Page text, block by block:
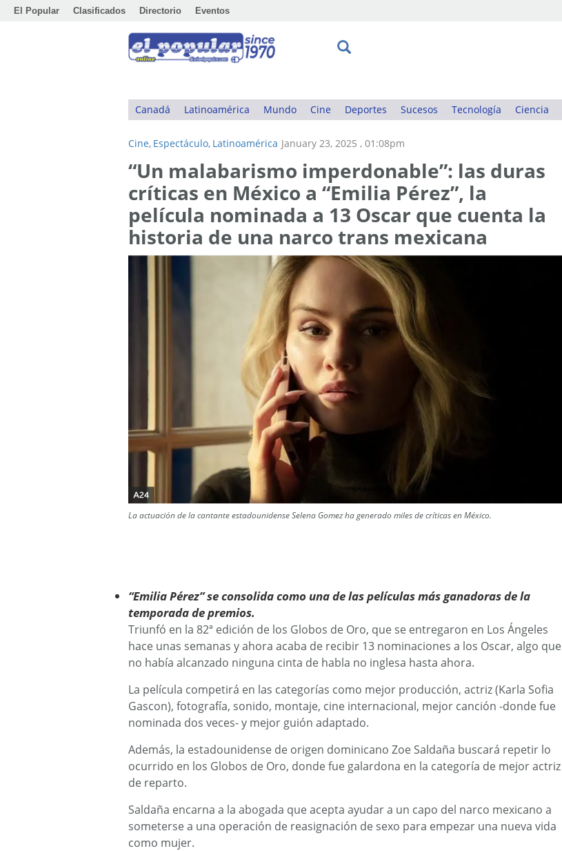
El Popular Clasificados Directorio Eventos
Canadá Latinoamérica Mundo Cine Deportes Sucesos Tecnología Ciencia
Cine, Espectáculo, Latinoamérica January 23, 2025 , 01:08pm
“Un malabarismo imperdonable”: las duras
críticas en México a “Emilia Pérez”, la
película nominada a 13 Oscar que cuenta la
historia de una narco trans mexicana
La actuación de la cantante estadounidense Selena Gomez ha generado miles de críticas en México.
“Emilia Pérez” se consolida como una de las películas más ganadoras de la
temporada de premios.
Triunfó en la 82ª edición de los Globos de Oro, que se entregaron en Los Ángeles
hace unas semanas y ahora acaba de recibir 13 nominaciones a los Oscar, algo que
no había alcanzado ninguna cinta de habla no inglesa hasta ahora.
La película competirá en las categorías como mejor producción, actriz (Karla Sofia
Gascon), fotografía, sonido, montaje, cine internacional, mejor canción -donde fue
nominada dos veces- y mejor guión adaptado.
Además, la estadounidense de origen dominicano Zoe Saldaña buscará repetir lo
ocurrido en los Globos de Oro, donde fue galardona en la categoría de mejor actriz
de reparto.
Saldaña encarna a la abogada que acepta ayudar a un capo del narco mexicano a
someterse a una operación de reasignación de sexo para empezar una nueva vida
como mujer.